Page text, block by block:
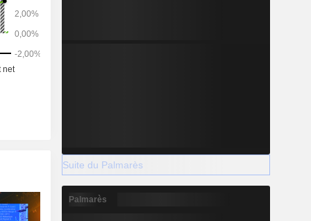
Suite du Palmarès
Palmarès